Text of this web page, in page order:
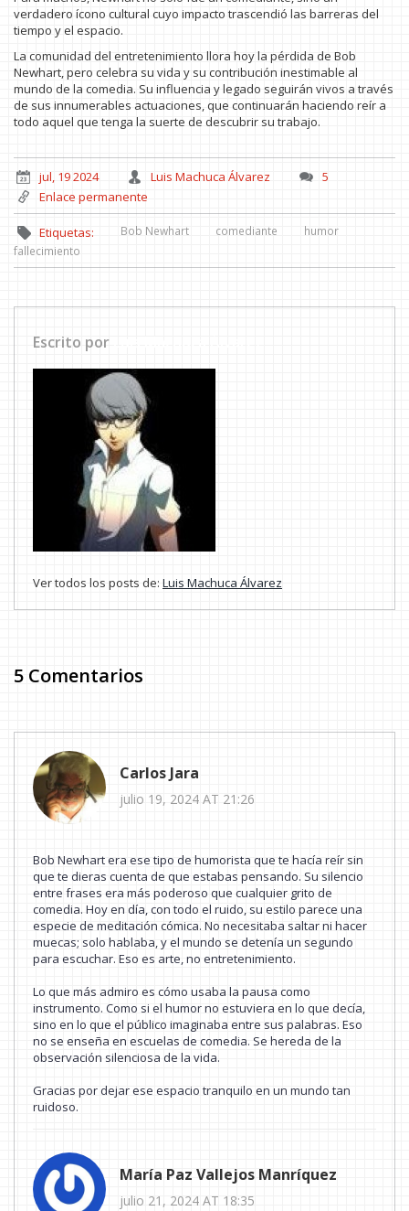
verdadero ícono cultural cuyo impacto trascendió las barreras del
tiempo y el espacio.
La comunidad del entretenimiento llora hoy la pérdida de Bob
Newhart, pero celebra su vida y su contribución inestimable al
mundo de la comedia. Su influencia y legado seguirán vivos a través
de sus innumerables actuaciones, que continuarán haciendo reír a
todo aquel que tenga la suerte de descubrir su trabajo.
jul, 19 2024 Luis Machuca Álvarez
5
Enlace permanente
Etiquetas: Bob Newhart comediante
humor
fallecimiento
Escrito por
Ver todos los posts de: Luis Machuca Álvarez
5 Comentarios
Carlos Jara
julio 19, 2024 AT 21:26
Bob Newhart era ese tipo de humorista que te hacía reír sin
que te dieras cuenta de que estabas pensando. Su silencio
entre frases era más poderoso que cualquier grito de
comedia. Hoy en día, con todo el ruido, su estilo parece una
especie de meditación cómica. No necesitaba saltar ni hacer
muecas; solo hablaba, y el mundo se detenía un segundo
para escuchar. Eso es arte, no entretenimiento.
Lo que más admiro es cómo usaba la pausa como
instrumento. Como si el humor no estuviera en lo que decía,
sino en lo que el público imaginaba entre sus palabras. Eso
no se enseña en escuelas de comedia. Se hereda de la
observación silenciosa de la vida.
Gracias por dejar ese espacio tranquilo en un mundo tan
ruidoso.
María Paz Vallejos Manríquez
julio 21, 2024 AT 18:35